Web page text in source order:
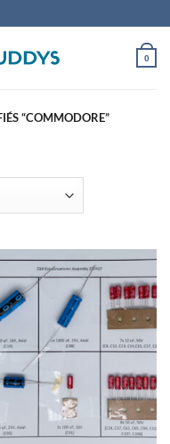
0
“COMMODORE”